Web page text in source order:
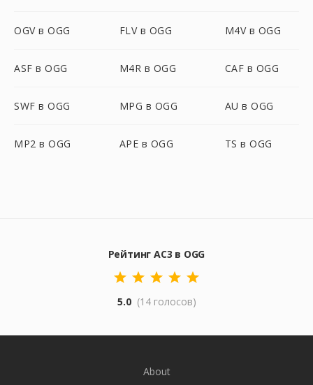
OGV в OGG FLV в OGG M4V в OGG
ASF в OGG M4R в OGG CAF в OGG
SWF в OGG MPG в OGG AU в OGG
MP2 в OGG APE в OGG TS в OGG
Рейтинг AC3 в OGG
5.0 (14 голосов)
About